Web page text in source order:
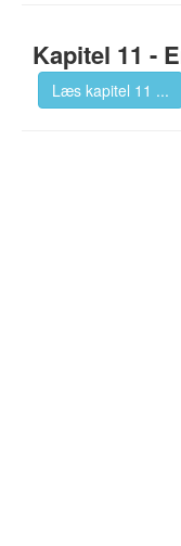
Kapitel 11 -
Læs kapitel 11 ...